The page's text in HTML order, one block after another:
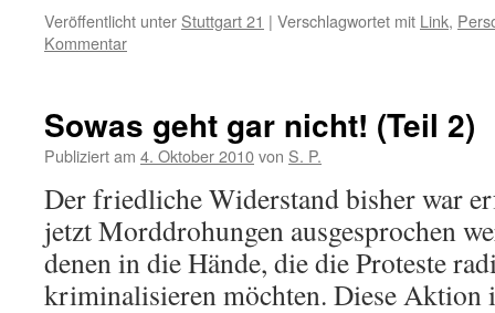
Veröffentlicht unter Stuttgart 21 | Verschlagwortet mit Link,
Kommentar
Sowas geht gar nicht! (Teil 2)
Publiziert am 4. Oktober 2010von S. P.
Der friedliche Widerstand bisher war
jetzt Morddrohungen ausgesprochen
denen in die Hände, die die Proteste
kriminalisieren möchten. Diese Aktion